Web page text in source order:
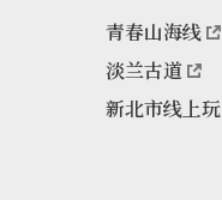
青春山海线
淡兰古道
新北市线上玩